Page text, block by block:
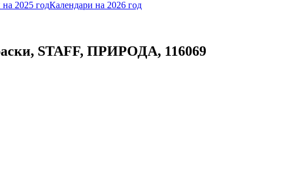
2025 годКалендари на 2026 год
STAFF, ПРИРОДА, 116069